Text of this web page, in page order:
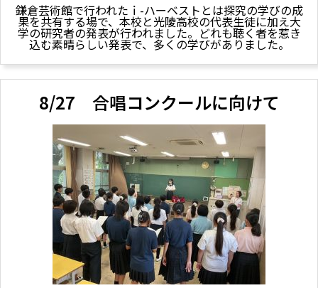
鎌倉芸術館で行われたｉ-ハーベストとは探究の学びの成
果を共有する場で、本校と光陵高校の代表生徒に加え大
学の研究者の発表が行われました。どれも聴く者を惹き
込む素晴らしい発表で、多くの学びがありました。
8/27 合唱コンクールに向けて